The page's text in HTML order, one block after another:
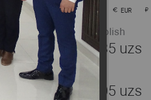
USD EUR
Sotib olish
11935 uzs
Sotish
12005 uzs